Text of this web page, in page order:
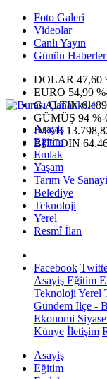
Foto Galeri
Videolar
Canlı Yayın
Günün
DOLAR 47,60
EURO 54,99
G.ALTIN
GÜMÜŞ 94 %-
IMKB
BITCOIN
Asayiş
Eğitim
Emlak
Yaşam
Tarım Ve Sanayi
Belediye
Teknoloji
Yerel
Resmî İlan
Facebook
Asayiş Eğitim
Teknoloji Yerel
Gündem İlçe -
Ekonomi
Künye İletişim
Asayiş
Eğitim